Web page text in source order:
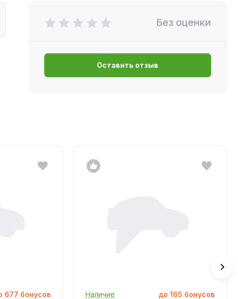
Без оценки
Оставить отзыв
677 бонусов Наличие до 165 бонусов